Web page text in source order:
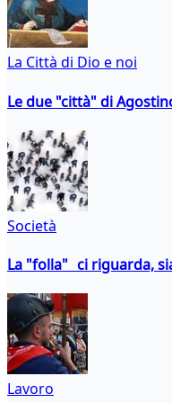
La Città di Dio e noi
Le due "città" di
Società
La "folla" ci riguarda,
Lavoro